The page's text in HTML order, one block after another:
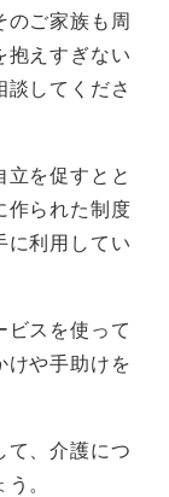
のご家族も周
抱えすぎない
談してくださ
立を促すとと
作られた制度
に利用してい
ビスを使って
けや手助けを
て、介護につ
。